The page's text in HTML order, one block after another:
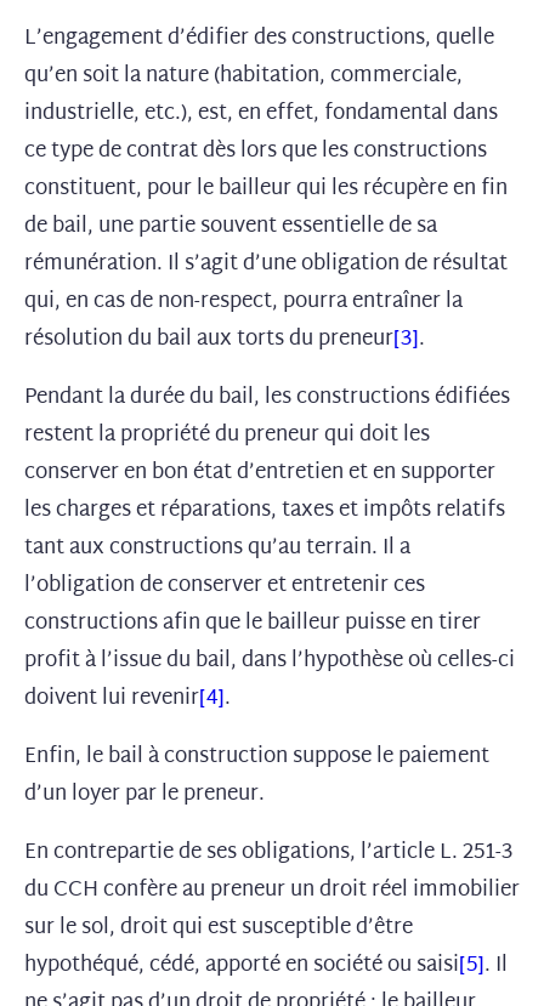
L’engagement d’édifier des constructions, quelle
qu’en soit la nature (habitation, commerciale,
industrielle, etc.), est, en effet, fondamental dans
ce type de contrat dès lors que les constructions
constituent, pour le bailleur qui les récupère en fin
de bail, une partie souvent essentielle de sa
rémunération. Il s’agit d’une obligation de résultat
qui, en cas de non-respect, pourra entraîner la
résolution du bail aux torts du preneur[3].
Pendant la durée du bail, les constructions édifiées
restent la propriété du preneur qui doit les
conserver en bon état d’entretien et en supporter
les charges et réparations, taxes et impôts relatifs
tant aux constructions qu’au terrain. Il a
l’obligation de conserver et entretenir ces
constructions afin que le bailleur puisse en tirer
profit à l’issue du bail, dans l’hypothèse où celles-ci
doivent lui revenir[4].
Enfin, le bail à construction suppose le paiement
d’un loyer par le preneur.
En contrepartie de ses obligations, l’article L. 251-3
du CCH confère au preneur un droit réel immobilier
sur le sol, droit qui est susceptible d’être
hypothéqué, cédé, apporté en société ou saisi[5]. Il